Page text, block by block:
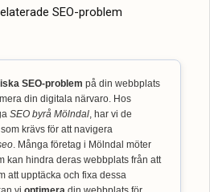
SEO-problem
SEO-problem på din webbplats
din digitala närvaro. Hos
SEO byrå Mölndal, har vi de
krävs för att navigera
. Många företag i Mölndal möter
kan hindra deras webbplats från att
att upptäcka och fixa dessa